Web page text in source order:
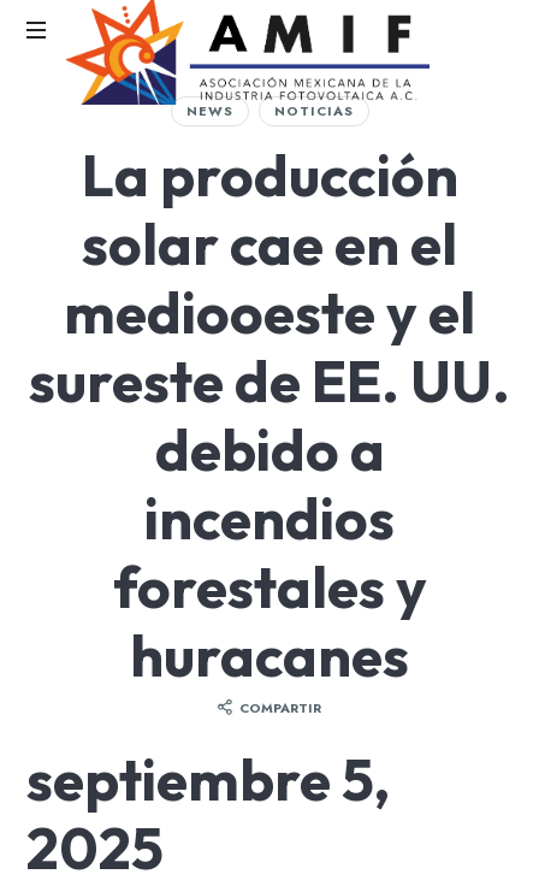
AMIF
Fotovoltaica
NEWS NOTICIAS
La producción
solar cae en el
mediooeste y el
sureste de EE. UU.
debido a
incendios
forestales y
huracanes
COMPARTIR
septiembre 5,
2025